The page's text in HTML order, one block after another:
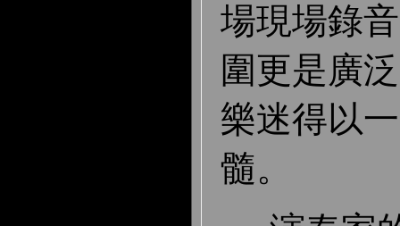
場現場錄
圍更是廣
樂迷得以
髓。